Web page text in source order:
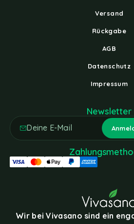
Versand
Rückgabe
AGB
Datenschutz
Impressum
Wir bei Vivasano sind ein
Newsletter